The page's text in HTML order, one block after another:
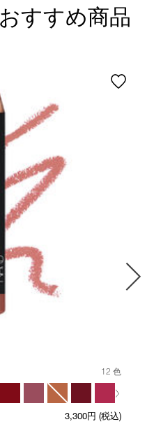
すすめ商品
12 色
3,300円 (税込)